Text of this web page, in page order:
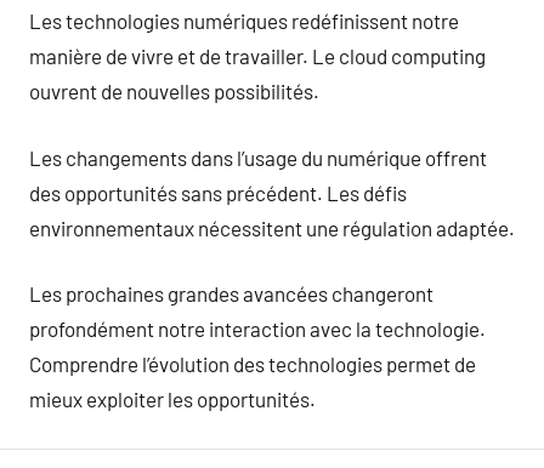
Les technologies numériques redéfinissent notre
manière de vivre et de travailler. Le cloud computing
ouvrent de nouvelles possibilités.
Les changements dans l’usage du numérique offrent
des opportunités sans précédent. Les défis
environnementaux nécessitent une régulation adaptée.
Les prochaines grandes avancées changeront
profondément notre interaction avec la technologie.
Comprendre l’évolution des technologies permet de
mieux exploiter les opportunités.